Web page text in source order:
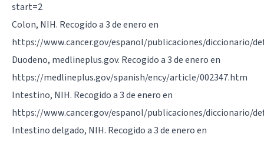
start=2
Colon, NIH. Recogido a 3 de enero en
https://www.cancer.gov/espanol/publicaciones/diccionario/
Duodeno, medlineplus.gov. Recogido a 3 de enero en
https://medlineplus.gov/spanish/ency/article/002347.htm
Intestino, NIH. Recogido a 3 de enero en
https://www.cancer.gov/espanol/publicaciones/diccionario/
Intestino delgado, NIH. Recogido a 3 de enero en